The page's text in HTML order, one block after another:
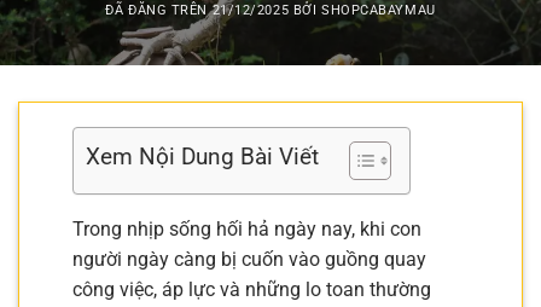
ĐÃ ĐĂNG TRÊN21/12/2025 BỞI SHOPCABAYMAU
Xem Nội Dung Bài Viết
Trong nhịp sống hối hả ngày nay, khi con
người ngày càng bị cuốn vào guồng quay
công việc, áp lực và những lo toan thường